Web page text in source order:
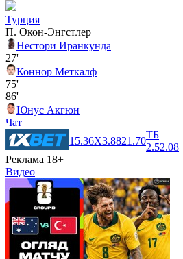
Турция
П. Окон-Энгстлер
Нестори Иранкунда
27'
Коннор Меткалф
75'
86'
Юнус Акгюн
Чат
1 5.36X3.8821.70
ТБ
2.52.08
Реклама 18+
Видео